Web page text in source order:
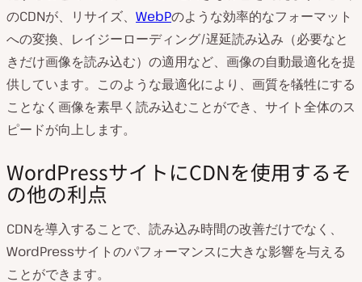
のCDNが、リサイズ、 WebPのような効率的なフォーマット
への変換、レイジーローディング/遅延読み込み（必要なと
きだけ画像を読み込む）の適用など、画像の自動最適化を提
供しています。このような最適化により、画質を犠牲にする
ことなく画像を素早く読み込むことができ、サイト全体のス
ピードが向上します。
WordPressサイトにCDNを使用するそ
の他の利点
CDNを導入することで、読み込み時間の改善だけでなく、
WordPressサイトのパフォーマンスに大きな影響を与える
ことができます。